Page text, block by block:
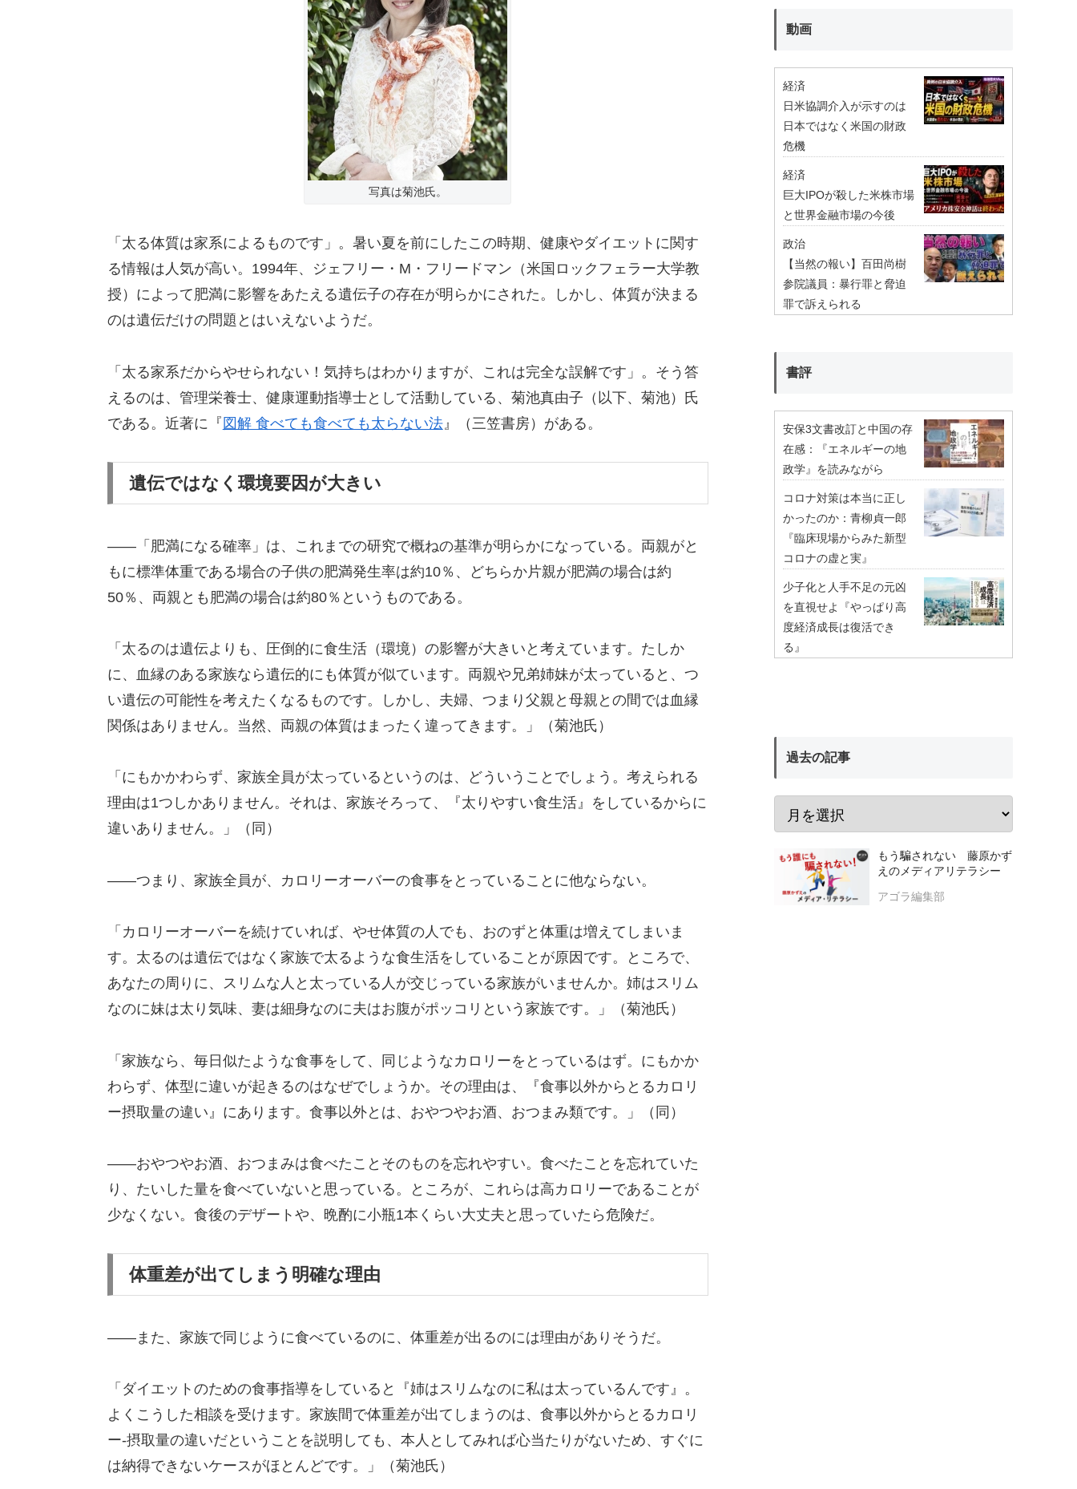
写真は菊池氏。
「太る体質は家系によるものです」。暑い夏を前にしたこの時期、健康やダイエットに関す
る情報は人気が高い。1994年、ジェフリー・M・フリードマン（米国ロックフェラー大学教
授）によって肥満に影響をあたえる遺伝子の存在が明らかにされた。しかし、体質が決まる
のは遺伝だけの問題とはいえないようだ。
「太る家系だからやせられない！気持ちはわかりますが、これは完全な誤解です」。そう答
えるのは、管理栄養士、健康運動指導士として活動している、菊池真由子（以下、菊池）氏
である。近著に『 図解 食べても食べても太らない法』（三笠書房）がある。
遺伝ではなく環境要因が大きい
――「肥満になる確率」は、これまでの研究で概ねの基準が明らかになっている。両親がと
もに標準体重である場合の子供の肥満発生率は約10％、どちらか片親が肥満の場合は約
50％、両親とも肥満の場合は約80％というものである。
「太るのは遺伝よりも、圧倒的に食生活（環境）の影響が大きいと考えています。たしか
に、血縁のある家族なら遺伝的にも体質が似ています。両親や兄弟姉妹が太っていると、つ
い遺伝の可能性を考えたくなるものです。しかし、夫婦、つまり父親と母親との間では血縁
関係はありません。当然、両親の体質はまったく違ってきます。」（菊池氏）
「にもかかわらず、家族全員が太っているというのは、どういうことでしょう。考えられる
理由は1つしかありません。それは、家族そろって、『太りやすい食生活』をしているからに
違いありません。」（同）
――つまり、家族全員が、カロリーオーバーの食事をとっていることに他ならない。
「カロリーオーバーを続けていれば、やせ体質の人でも、おのずと体重は増えてしまいま
す。太るのは遺伝ではなく家族で太るような食生活をしていることが原因です。ところで、
あなたの周りに、スリムな人と太っている人が交じっている家族がいませんか。姉はスリム
なのに妹は太り気味、妻は細身なのに夫はお腹がポッコリという家族です。」（菊池氏）
「家族なら、毎日似たような食事をして、同じようなカロリーをとっているはず。にもかか
わらず、体型に違いが起きるのはなぜでしょうか。その理由は、『食事以外からとるカロリ
ー摂取量の違い』にあります。食事以外とは、おやつやお酒、おつまみ類です。」（同）
――おやつやお酒、おつまみは食べたことそのものを忘れやすい。食べたことを忘れていた
り、たいした量を食べていないと思っている。ところが、これらは高カロリーであることが
少なくない。食後のデザートや、晩酌に小瓶1本くらい大丈夫と思っていたら危険だ。
体重差が出てしまう明確な理由
――また、家族で同じように食べているのに、体重差が出るのには理由がありそうだ。
「ダイエットのための食事指導をしていると『姉はスリムなのに私は太っているんです』。
よくこうした相談を受けます。家族間で体重差が出てしまうのは、食事以外からとるカロリ
ー-摂取量の違いだということを説明しても、本人としてみれば心当たりがないため、すぐに
は納得できないケースがほとんどです。」（菊池氏）
動画
経済
日米協調介入が示すのは
日本ではなく米国の財政
危機
経済
巨大IPOが殺した米株市場
と世界金融市場の今後
政治
【当然の報い】百田尚樹
参院議員：暴行罪と脅迫
罪で訴えられる
書評
安保3文書改訂と中国の存
在感：『エネルギーの地
政学』を読みながら
コロナ対策は本当に正し
かったのか：青柳貞一郎
『臨床現場からみた新型
コロナの虚と実』
少子化と人手不足の元凶
を直視せよ『やっぱり高
度経済成長は復活でき
る』
過去の記事
もう騙されない 藤原かず
えのメディアリテラシー
アゴラ編集部